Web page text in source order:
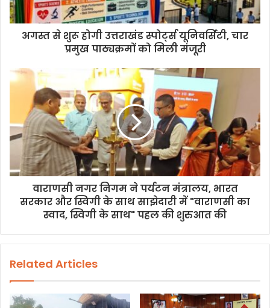
अगस्त से शुरू होगी उत्तराखंड स्पोर्ट्स यूनिवर्सिटी, चार
प्रमुख पाठ्यक्रमों को मिली मंजूरी
वाराणसी नगर निगम ने पर्यटन मंत्रालय, भारत
सरकार और स्विगी के साथ साझेदारी में "वाराणसी का
स्वाद, स्विगी के साथ" पहल की शुरुआत की
Related Articles